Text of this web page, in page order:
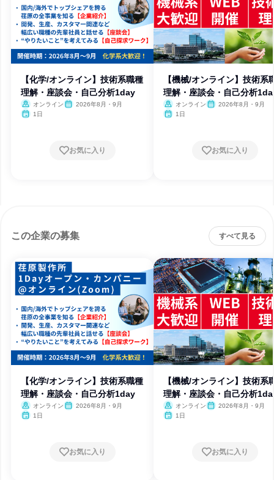
【化学/オンライン】技術系職種
理解・座談会・自己分析1day
オンライン
2026年8月・9月
1日
お気に入り
【機械/オンライン】技術系
理解・座談会・自己分析
オンライン
2026年8月・9月
1日
お気に入り
この企業の募集 すべて見る
【化学/オンライン】技術系職種
理解・座談会・自己分析1day
オンライン
2026年8月・9月
1日
お気に入り
【機械/オンライン】技術系
理解・座談会・自己分析
オンライン
2026年8月・9月
1日
お気に入り